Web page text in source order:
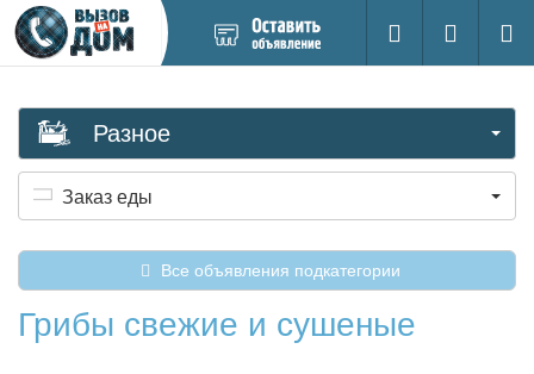
новое
Поиск
Вход на
Разное
Заказ еды
Все объявления подкатегории
Грибы свежие и сушеные